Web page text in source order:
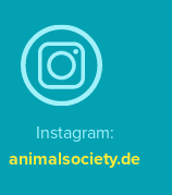
Instagram:
animalsociety.de